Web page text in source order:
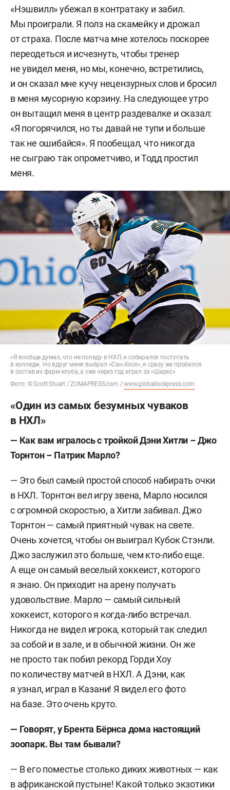
«Нэшвилл» убежал в контратаку и забил.
Мы проиграли. Я полз на скамейку и дрожал
от страха. После матча мне хотелось поскорее
переодеться и исчезнуть, чтобы тренер
не увидел меня, но мы, конечно, встретились,
и он сказал мне кучу нецензурных слов и бросил
в меня мусорную корзину. На следующее утро
он вытащил меня в центр раздевалке и сказал:
«Я погорячился, но ты давай не тупи и больше
так не ошибайся». Я пообещал, что никогда
не сыграю так опрометчиво, и Тодд простил
меня.
«Я вообще думал, что не попаду в НХЛ, и собирался поступать
в колледж. Но вдруг меня выбрал «Сан-Хосе», я сразу же пробился
в состав их фарм-клуба, а уже через год играл за «Шаркс»
Фото: © Scott Stuart / ZUMAPRESS.com /www.globallookpress.com
«Один из самых безумных чуваков
в НХЛ»
— Как вам игралось с тройкой Дэни Хитли – Джо
Торнтон – Патрик Марло?
— Это был самый простой способ набирать очки
в НХЛ. Торнтон вел игру звена, Марло носился
с огромной скоростью, а Хитли забивал. Джо
Торнтон — самый приятный чувак на свете.
Очень хочется, чтобы он выиграл Кубок Стэнли.
Джо заслужил это больше, чем кто-либо еще.
А еще он самый веселый хоккеист, которого
я знаю. Он приходит на арену получать
удовольствие. Марло — самый сильный
хоккеист, которого я когда-либо встречал.
Никогда не видел игрока, который так следил
за собой и в зале, и в обычной жизни. Он же
не просто так побил рекорд Горди Хоу
по количеству матчей в НХЛ. А Дэни, как
я узнал, играл в Казани! Я видел его фото
на базе. Это очень круто.
— Говорят, у Брента Бёрнса дома настоящий
зоопарк. Вы там бывали?
— В его поместье столько диких животных — как
в африканской пустыне! Какой только экзотики